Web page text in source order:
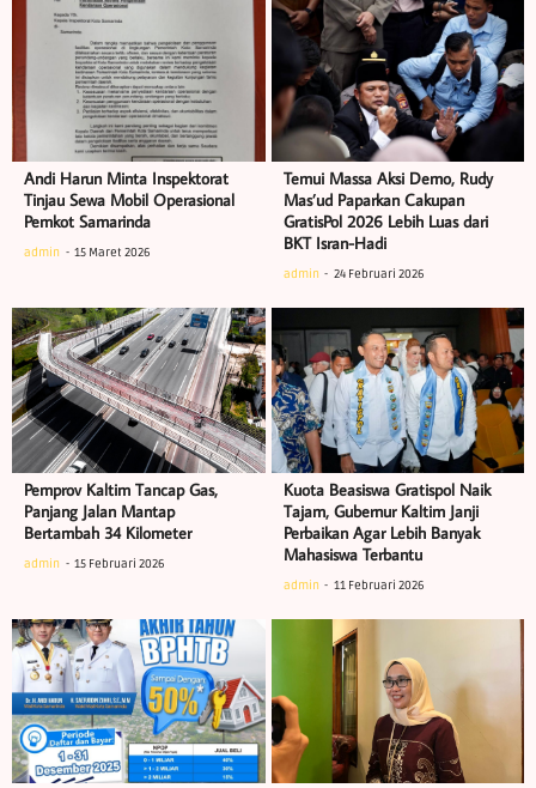
Andi Harun Minta Inspektorat
Tinjau Sewa Mobil Operasional
Pemkot Samarinda
admin 15 Maret 2026
Temui Massa Aksi Demo, Rudy
Mas’ud Paparkan Cakupan
GratisPol 2026 Lebih Luas dari
BKT Isran-Hadi
admin 24 Februari 2026
Pemprov Kaltim Tancap Gas,
Panjang Jalan Mantap
Bertambah 34 Kilometer
admin 15 Februari 2026
Kuota Beasiswa Gratispol Naik
Tajam, Gubernur Kaltim Janji
Perbaikan Agar Lebih Banyak
Mahasiswa Terbantu
admin 11 Februari 2026